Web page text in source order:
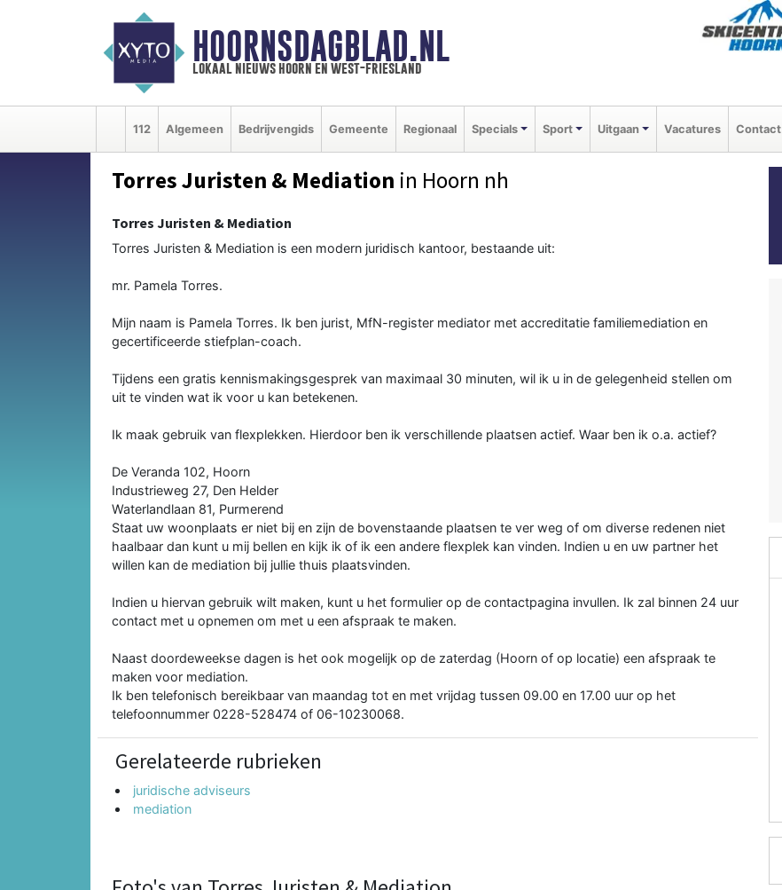
HOORNSDAGBLAD.NL
lokaal nieuws hoorn en west-friesland
112 Algemeen Bedrijvengids Gemeente Regionaal Specials Sport Uitgaan Vacatures Contact
Torres Juristen & Mediation in Hoorn nh
Torres Juristen & Mediation
Torres Juristen & Mediation is een modern juridisch kantoor, bestaande uit:
mr. Pamela Torres.
Mijn naam is Pamela Torres. Ik ben jurist, MfN-register mediator met accreditatie familiemediation en
gecertificeerde stiefplan-coach.
Tijdens een gratis kennismakingsgesprek van maximaal 30 minuten, wil ik u in de gelegenheid stellen om
uit te vinden wat ik voor u kan betekenen.
Ik maak gebruik van flexplekken. Hierdoor ben ik verschillende plaatsen actief. Waar ben ik o.a. actief?
De Veranda 102, Hoorn
Industrieweg 27, Den Helder
Waterlandlaan 81, Purmerend
Staat uw woonplaats er niet bij en zijn de bovenstaande plaatsen te ver weg of om diverse redenen niet
haalbaar dan kunt u mij bellen en kijk ik of ik een andere flexplek kan vinden. Indien u en uw partner het
willen kan de mediation bij jullie thuis plaatsvinden.
Indien u hiervan gebruik wilt maken, kunt u het formulier op de contactpagina invullen. Ik zal binnen 24 uur
contact met u opnemen om met u een afspraak te maken.
Naast doordeweekse dagen is het ook mogelijk op de zaterdag (Hoorn of op locatie) een afspraak te
maken voor mediation.
Ik ben telefonisch bereikbaar van maandag tot en met vrijdag tussen 09.00 en 17.00 uur op het
telefoonnummer 0228-528474 of 06-10230068.
Gerelateerde rubrieken
juridische adviseurs
mediation